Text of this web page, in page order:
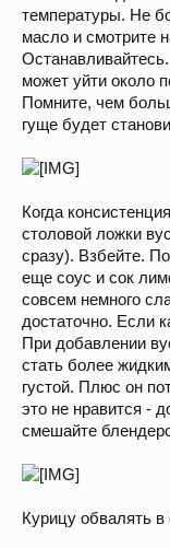
температуры. Не
масло и смотрите
может уйти около
Помните, чем
гуще будет
Когда
столовой ложки
сразу). Взбейте.
еще соус и сок
совсем немного
достаточно. Если
При добавлении
стать более
густой. Плюс он
это не нравится -
смешайте
Курицу обвалять в